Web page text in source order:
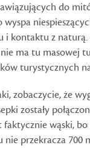
do
wyspa
i kontaktu z
ma tu masowej
turystycznych
zobaczycie, że
zostały
faktycznie wąski,
nie przekracza 700